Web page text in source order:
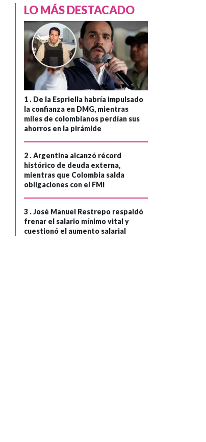
LO MÁS DESTACADO
1 . De la Espriella habría impulsado
la confianza en DMG, mientras
miles de colombianos perdían sus
ahorros en la pirámide
2 .Argentina alcanzó récord
histórico de deuda externa,
mientras que Colombia salda
obligaciones con el FMI
3 .José Manuel Restrepo respaldó
frenar el salario mínimo vital y
cuestionó el aumento salarial